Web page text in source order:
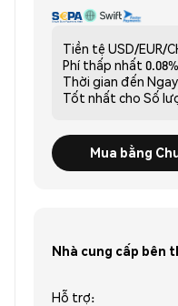
Tiền tệ USD/EUR/
Phí thấp nhất 0.08%
Thời gian đến
Tốt nhất cho Số
Mua bằng
Nhà cung cấp bên
Hỗ trợ: